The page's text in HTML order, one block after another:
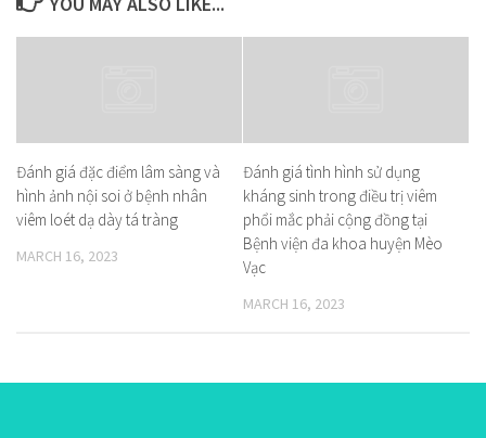
Đánh giá đặc điểm lâm sàng và
hình ảnh nội soi ở bệnh nhân
viêm loét dạ dày tá tràng
MARCH 16, 2023
Đánh giá tình hình sử dụng
kháng sinh trong điều trị viêm
phổi mắc phải cộng đồng tại
Bệnh viện đa khoa huyện Mèo
Vạc
MARCH 16, 2023